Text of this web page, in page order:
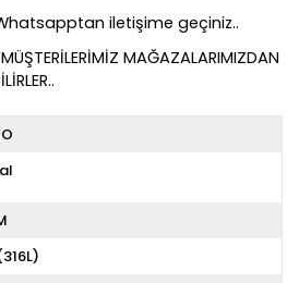
iletişime geçiniz..
MAĞAZALARIMIZDAN